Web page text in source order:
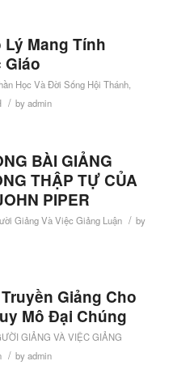
Mang Tính
Học Và Đời Sống Hội Thánh,
/ byadmin
BÀI GIẢNG
THẬP TỰ CỦA
PIPER
Giảng Và Việc Giảng Luận / by
Giảng Cho
Mô Đại Chúng
GIẢNG VÀ VIỆC GIẢNG
/ byadmin